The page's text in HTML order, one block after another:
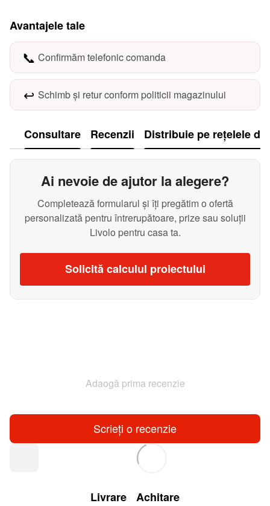
Avantajele tale
📞 Confirmăm telefonic comanda
↩️ Schimb și retur conform politicii magazinului
Consultare Recenzii Distribuie pe rețelele
Ai nevoie de ajutor la alegere?
Completează formularul și îți pregătim o ofertă
personalizată pentru întrerupătoare, prize sau soluții
Livolo pentru casa ta.
Solicită calculul proiectului
Adaogă prima recenzie
Scrieți o recenzie
Livrare Achitare